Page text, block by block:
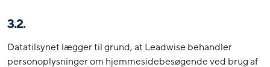
3.2.
Datatilsynet lægger til grund, at Leadwise behandler
personoplysninger om hjemmesidebesøgende ved brug af